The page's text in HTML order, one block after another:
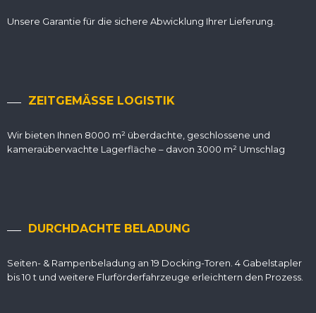
Unsere Garantie für die sichere Abwicklung Ihrer Lieferung.
ZEITGEMÄSSE LOGISTIK
Wir bieten Ihnen 8000 m² überdachte, geschlossene und
kameraüberwachte Lagerfläche – davon 3000 m² Umschlag
DURCHDACHTE BELADUNG
Seiten- & Rampenbeladung an 19 Docking-Toren. 4 Gabelstapler
bis 10 t und weitere Flurförderfahrzeuge erleichtern den Prozess.